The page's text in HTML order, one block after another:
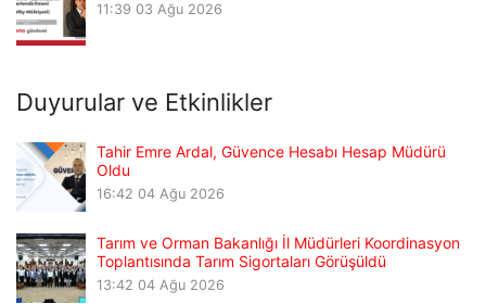
11:39 03 Ağu 2026
Duyurular ve Etkinlikler
Tahir Emre Ardal, Güvence Hesabı Hesap Müdürü
Oldu
16:42 04 Ağu 2026
Tarım ve Orman Bakanlığı İl Müdürleri Koordinasyon
Toplantısında Tarım Sigortaları Görüşüldü
13:42 04 Ağu 2026